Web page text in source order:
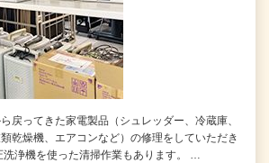
戻ってきた家電製品（シュレッダー、冷蔵庫、
乾燥機、エアコンなど）の修理をしていただき
洗浄機を使った清掃作業もあります。 …